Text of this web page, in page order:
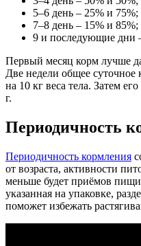
5–6 день – 25% и 75%;
7–8 день – 15% и 85%;
9 и последующие дни
Первый месяц корм лучше
Две недели общее суточное
на 10 кг веса тела. Затем
г.
Периодичность
Периодичность кормления
от возраста, активности
меньше будет приёмов
указанная на упаковке,
поможет избежать